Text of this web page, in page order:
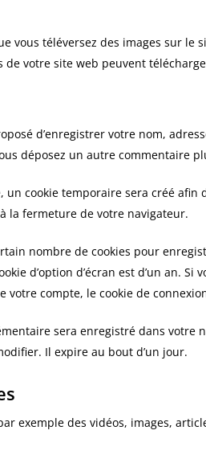
téléversez des images sur le
de votre site web peuvent
d’enregistrer votre nom,
déposez un autre commentaire
un cookie temporaire sera créé
la fermeture de votre navigateur.
nombre de cookies pour
d’option d’écran est d’un an.
votre compte, le cookie de
sera enregistré dans votre
Il expire au bout d’un jour.
exemple des vidéos, images,